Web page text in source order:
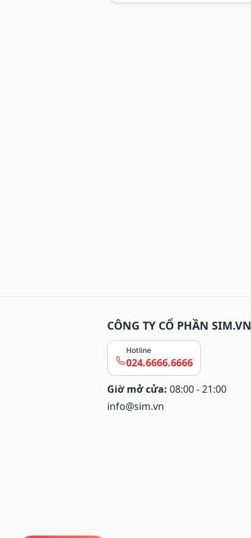
CÔNG TY CỔ PHẦN SIM.VN
Hotline
024.6666.6666
Giờ mở cửa: 08:00 - 21:00
info@sim.vn